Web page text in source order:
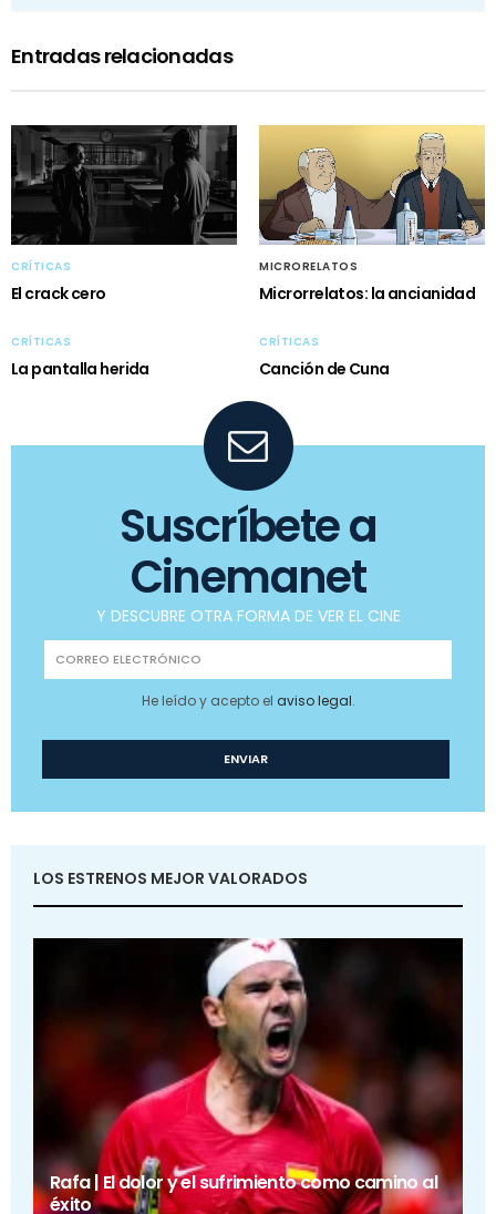
Entradas relacionadas
CRÍTICAS
El crack cero
MICRORELATOS
Microrrelatos: la ancianidad
CRÍTICAS
La pantalla herida
CRÍTICAS
Canción de Cuna
Suscríbete a
Cinemanet
Y DESCUBRE OTRA FORMA DE VER EL CINE
He leído y acepto el aviso legal.
LOS ESTRENOS MEJOR VALORADOS
Rafa | El dolor y el sufrimiento como camino al
éxito